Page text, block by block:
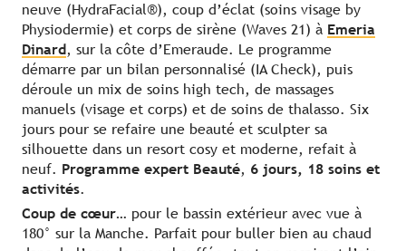
neuve (HydraFacial®), coup d’éclat (soins visage by
Physiodermie) et corps de sirène (Waves 21) à Emeria
Dinard, sur la côte d’Emeraude. Le programme
démarre par un bilan personnalisé (IA Check), puis
déroule un mix de soins high tech, de massages
manuels (visage et corps) et de soins de thalasso. Six
jours pour se refaire une beauté et sculpter sa
silhouette dans un resort cosy et moderne, refait à
neuf. Programme expert Beauté, 6 jours, 18 soins et
activités.
Coup de cœur… pour le bassin extérieur avec vue à
180° sur la Manche. Parfait pour buller bien au chaud